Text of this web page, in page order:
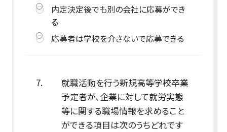
内定決定後でも別の会社に応募ができ
る
応募者は学校を介さないで応募できる
7.
就職活動を行う新規高等学校卒業
予定者が、企業に対して就労実態
等に関する職場情報を求めること
ができる項目は次のうちどれです